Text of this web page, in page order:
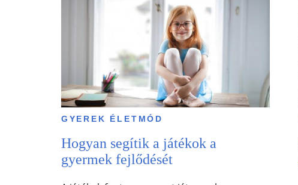
GYEREK ÉLETMÓD
Hogyan segítik a játékok a
gyermek fejlődését